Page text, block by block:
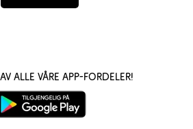
alle våre app-fordeler!